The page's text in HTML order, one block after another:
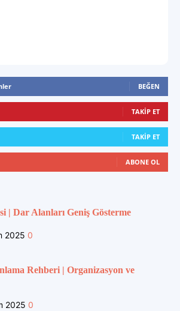
BEĞEN
TAKIP ET
TAKIP ET
ABONE OL
| Dar Alanları Geniş Gösterme
2025 0
Rehberi | Organizasyon ve
2025 0